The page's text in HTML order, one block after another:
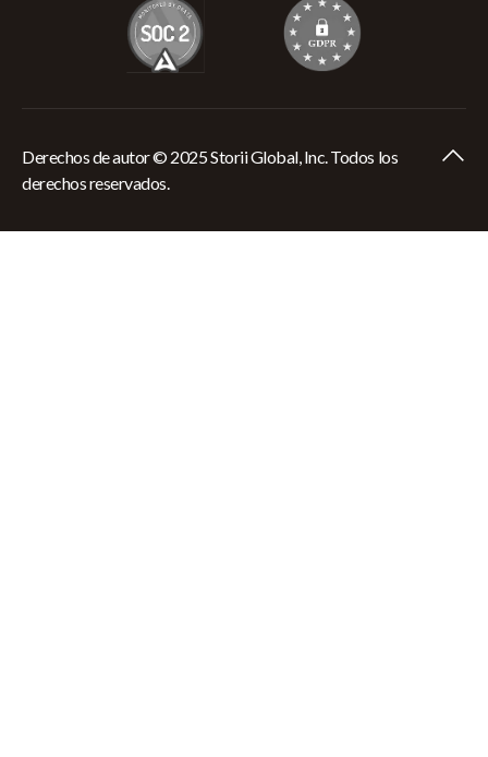
Derechos de autor © 2025 Storii Global, Inc. Todos los
derechos reservados.